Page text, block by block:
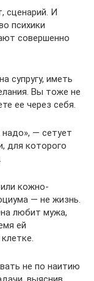
сценарий. И
психики
совершенно
супругу, иметь
Вы тоже не
ее через себя.
— сетует
для которого
кожно-
— не жизнь.
любит мужа,
ей
не по наитию